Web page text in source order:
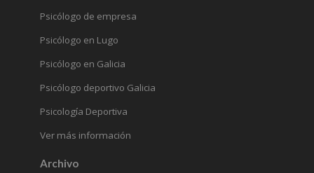
Psicólogo de empresa
Psicólogo en Lugo
Psicólogo en Galicia
Psicólogo deportivo Galicia
Psicología Deportiva
Ver más información
Archivo